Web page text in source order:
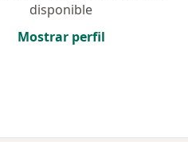
disponible
Mostrar perfil